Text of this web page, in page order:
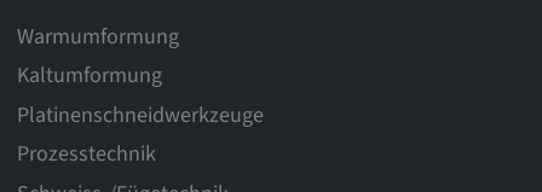
Warmumformung
Kaltumformung
Platinenschneidwerkzeuge
Prozesstechnik